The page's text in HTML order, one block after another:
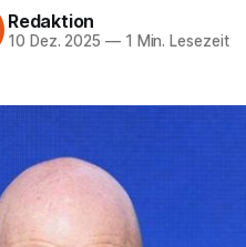
Redaktion
10 Dez. 2025 —1 Min. Lesezeit